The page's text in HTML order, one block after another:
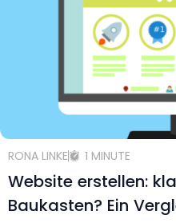
RONA LINKE 1 MINUTE
Website erstellen:
Baukasten? Ein